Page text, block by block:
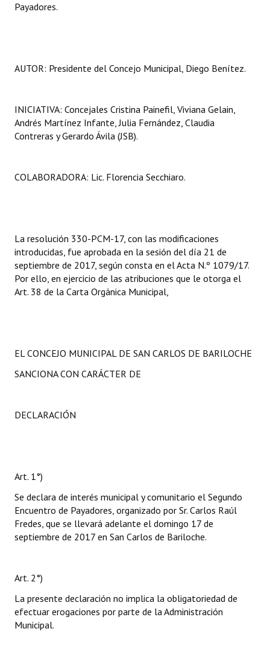
Banca del Vecino - Registro
Bariloche, Municipio intercultural
Entrega de distinciones
Payadores.
AUTOR: Presidente del Concejo Municipal, Diego Benítez.
INICIATIVA: Concejales Cristina Painefil, Viviana Gelain,
Andrés Martínez Infante, Julia Fernández, Claudia
Contreras y Gerardo Ávila (JSB).
COLABORADORA: Lic. Florencia Secchiaro.
La resolución 330-PCM-17, con las modificaciones
introducidas, fue aprobada en la sesión del día 21 de
septiembre de 2017, según consta en el Acta N.º 1079/17.
Por ello, en ejercicio de las atribuciones que le otorga el
Art. 38 de la Carta Orgánica Municipal,
EL CONCEJO MUNICIPAL DE SAN CARLOS DE BARILOCHE
SANCIONA CON CARÁCTER DE
DECLARACIÓN
Art. 1°)
Se declara de interés municipal y comunitario el Segundo
Encuentro de Payadores, organizado por Sr. Carlos Raúl
Fredes, que se llevará adelante el domingo 17 de
septiembre de 2017 en San Carlos de Bariloche.
Art. 2°)
La presente declaración no implica la obligatoriedad de
efectuar erogaciones por parte de la Administración
Municipal.